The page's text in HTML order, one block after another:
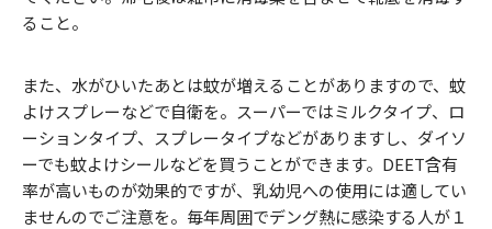
ること。
また、水がひいたあとは蚊が増えることがありますので、蚊
よけスプレーなどで自衛を。スーパーではミルクタイプ、ロ
ーションタイプ、スプレータイプなどがありますし、ダイソ
ーでも蚊よけシールなどを買うことができます。DEET含有
率が高いものが効果的ですが、乳幼児への使用には適してい
ませんのでご注意を。毎年周囲でデング熱に感染する人が１